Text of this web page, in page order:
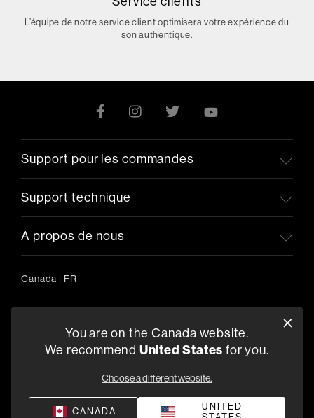
L’équipe de notre service client optimisera votre expérience du
son authentique.
Support pour les commandes
Support technique
A propos de nous
Canada | FR
5541 Fermi Court Carlsbad, CA 92008
You are on the Canada website.
We recommend United States for you.
Choose a different website.
CANADA
UNITED